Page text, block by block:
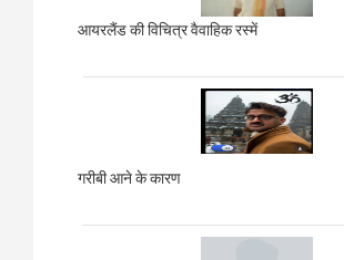
आयरलैंड की विचित्र वैवाहिक रस्में
गरीबी आने के कारण